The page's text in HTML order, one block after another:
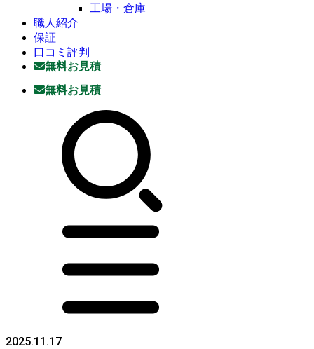
工場・倉庫
職人紹介
保証
口コミ評判
無料お見積
無料お見積
2025.11.17